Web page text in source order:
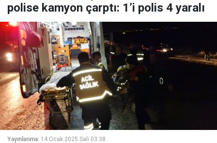
polise kamyon çarptı: 1’i polis 4 yaralı
Yayınlanma: 14 Ocak 2025 Salı 03:38